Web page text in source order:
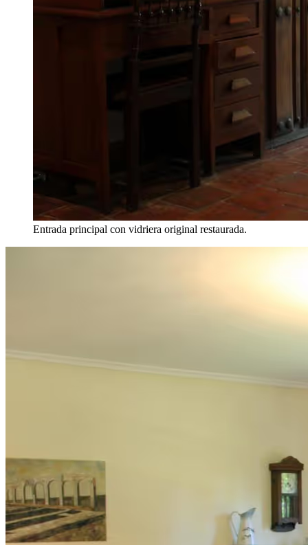
Entrada principal con vidriera original restaurada.